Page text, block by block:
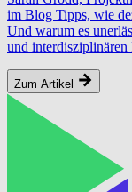
im Blog Tipps, wie
Und warum es
und
Zum Artikel